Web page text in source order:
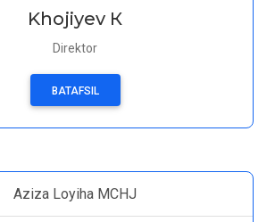
Khojiyev К
Direktor
BATAFSIL
Aziza Loyiha MCHJ